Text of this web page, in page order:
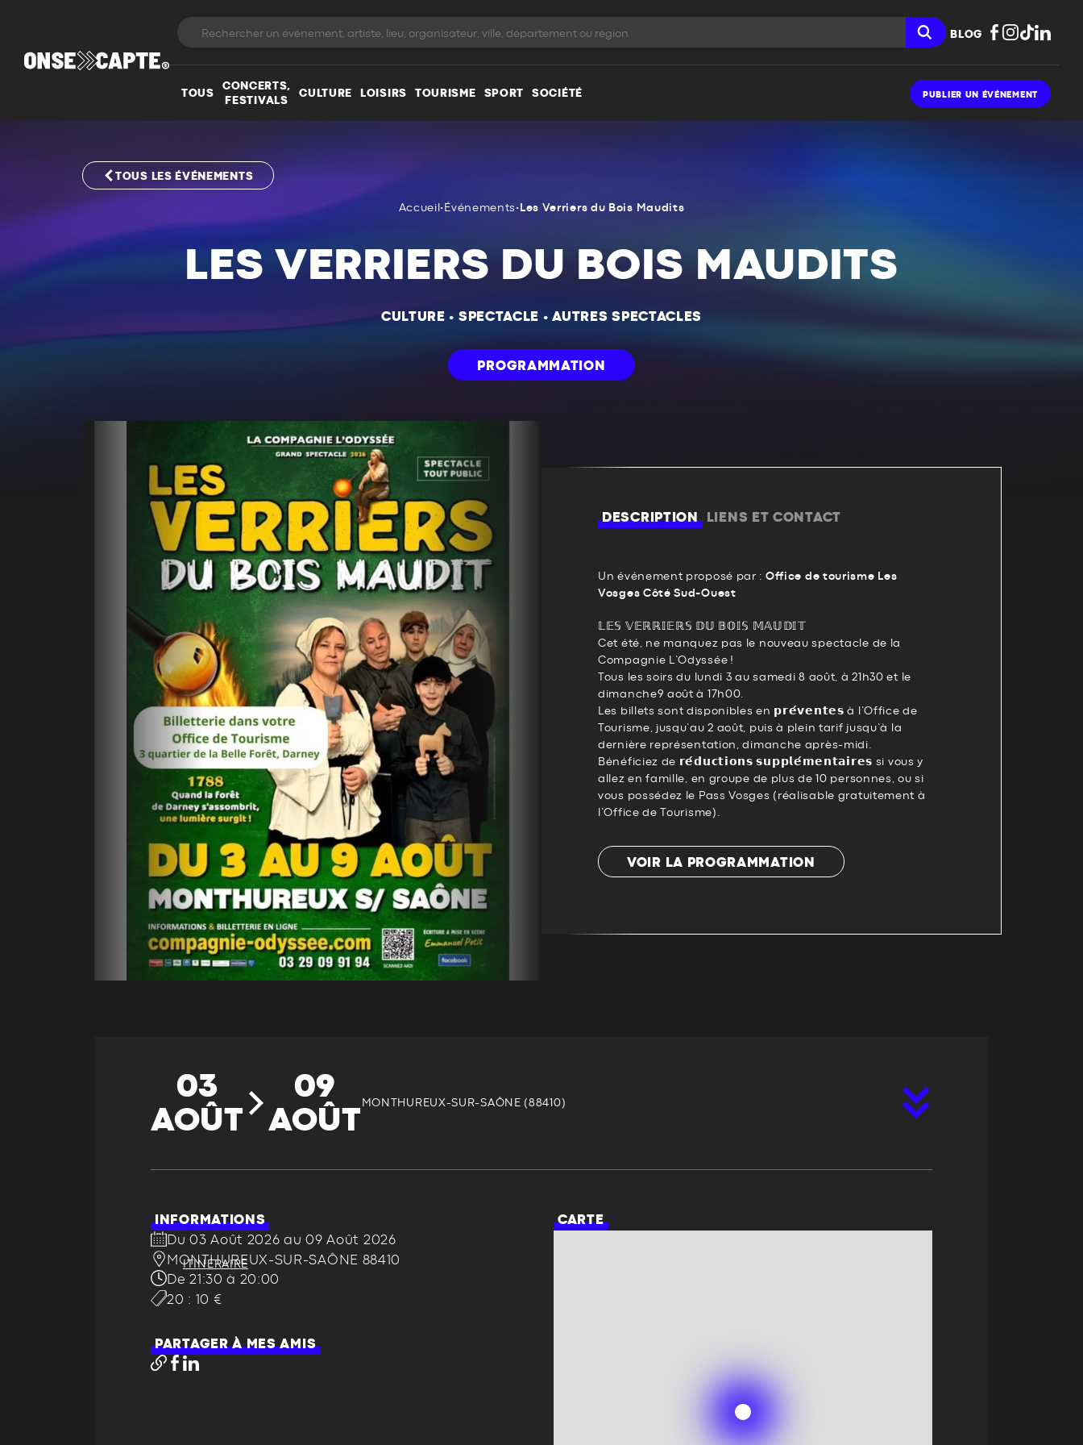
BLOG
TOUS
CONCERTS,
FESTIVALS
CULTURE LOISIRS TOURISME SPORT SOCIÉTÉ PUBLIER UN ÉVÉNEMENT
TOUS LES ÉVÉNEMENTS
Accueil • Événements• Les Verriers du Bois Maudits
LES VERRIERS DU BOIS MAUDITS
CULTURE • SPECTACLE •AUTRES SPECTACLES
PROGRAMMATION
DESCRIPTION LIENS ET CONTACT
Un événement proposé par : Office de tourisme Les
Vosges Côté Sud-Ouest
𝕃𝔼𝕊 𝕍𝔼ℝℝ𝕀𝔼ℝ𝕊 𝔻𝕌 𝔹𝕆𝕀𝕊 𝕄𝔸𝕌𝔻𝕀𝕋
Cet été, ne manquez pas le nouveau spectacle de la
Compagnie L’Odyssée !
Tous les soirs du lundi 3 au samedi 8 août, à 21h30 et le
dimanche9 août à 17h00.
Les billets sont disponibles en 𝗽𝗿𝗲́𝘃𝗲𝗻𝘁𝗲𝘀 à l’Office de
Tourisme, jusqu’au 2 août, puis à plein tarif jusqu’à la
dernière représentation, dimanche après-midi.
Bénéficiez de 𝗿𝗲́𝗱𝘂𝗰𝘁𝗶𝗼𝗻𝘀 𝘀𝘂𝗽𝗽𝗹𝗲́𝗺𝗲𝗻𝘁𝗮𝗶𝗿𝗲𝘀 si vous y
allez en famille, en groupe de plus de 10 personnes, ou si
vous possédez le Pass Vosges (réalisable gratuitement à
l’Office de Tourisme).
VOIR LA PROGRAMMATION
03
AOÛT
09
AOÛT MONTHUREUX-SUR-SAÔNE (88410)
INFORMATIONS
Du 03 Août 2026 au 09 Août 2026
MONTHUREUX-SUR-SAÔNE 88410
ITINÉRAIRE
De 21:30 à 20:00
20 : 10 €
PARTAGER À MES AMIS
CARTE